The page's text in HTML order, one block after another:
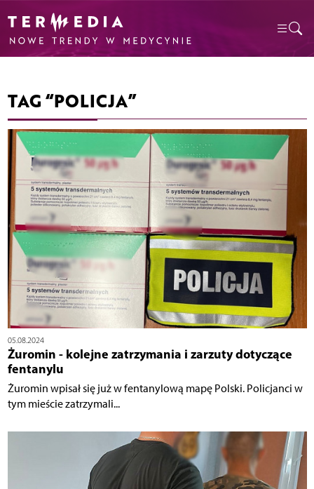
TAG “POLICJA”
05.08.2024
Żuromin - kolejne zatrzymania i zarzuty dotyczące
fentanylu
Żuromin wpisał się już w fentanylową mapę Polski. Policjanci w
tym mieście zatrzymali...